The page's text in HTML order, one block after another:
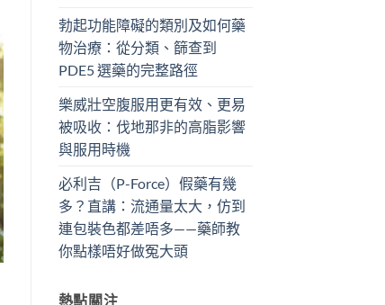
勃起功能障礙的類別及如何藥
物治療：從分類、篩查到
PDE5 選藥的完整路徑
樂威壯空腹服用更有效、更易
被吸收：伐地那非的高脂影響
與服用時機
必利吉（P-Force）假藥有幾
多？直講：流通量太大，仿到
連包裝色都差唔多——藥師教
你點樣唔好做冤大頭
熱點關注